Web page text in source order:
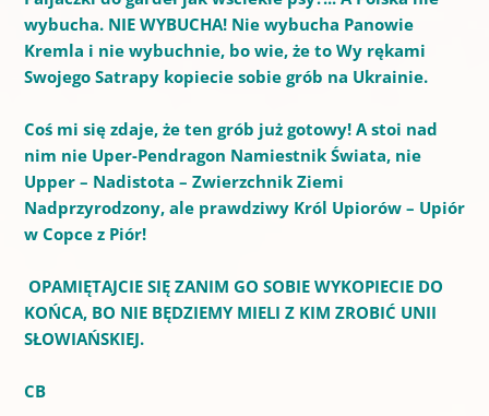
wybucha. NIE WYBUCHA! Nie wybucha Panowie
Kremla i nie wybuchnie, bo wie, że to Wy rękami
Swojego Satrapy kopiecie sobie grób na Ukrainie.
Coś mi się zdaje, że ten grób już gotowy! A stoi nad
nim nie Uper-Pendragon Namiestnik Świata, nie
Upper – Nadistota – Zwierzchnik Ziemi
Nadprzyrodzony, ale prawdziwy Król Upiorów – Upiór
w Copce z Piór!
OPAMIĘTAJCIE SIĘ ZANIM GO SOBIE WYKOPIECIE DO
KOŃCA, BO NIE BĘDZIEMY MIELI Z KIM ZROBIĆ UNII
SŁOWIAŃSKIEJ.
CB